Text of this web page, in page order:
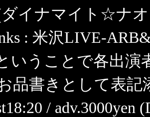
ダイナマイト☆ナ
: 米沢LIVE-
いうことで各出演
品書きとして表
/ adv.3000yen